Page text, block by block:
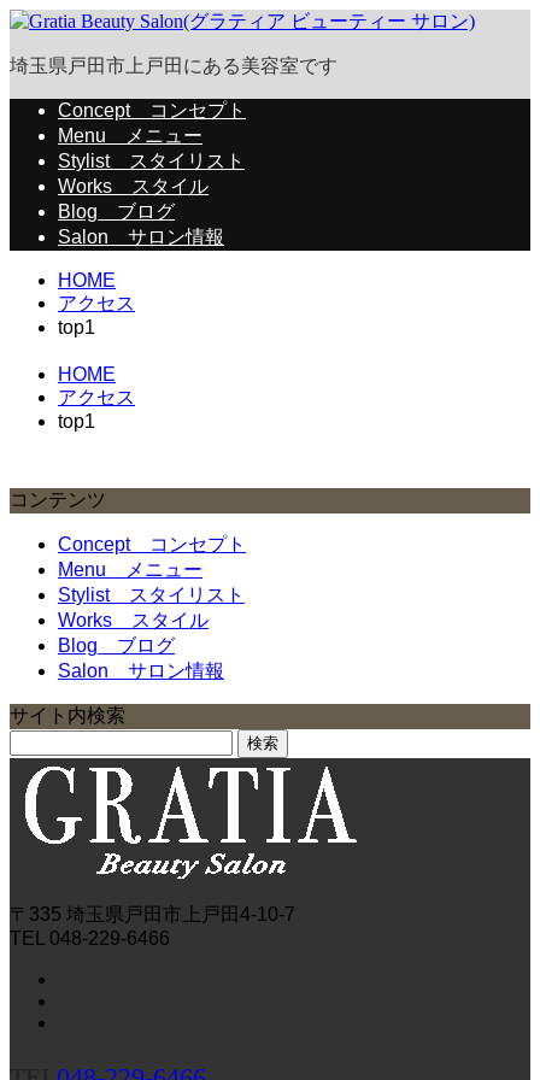
埼玉県戸田市上戸田にある美容室です
Concept
コンセプト
Menu
メニュー
Stylist
スタイリスト
Works
スタイル
Blog ブログ
Salon サロン情報
HOME
アクセス
top1
HOME
アクセス
top1
コンテンツ
Concept
コンセプト
Menu
メニュー
Stylist スタイリスト
Works スタイル
Blog ブログ
Salon サロン情報
サイト内検索
索:
〒335 埼玉県戸田市上戸田4-10-7
TEL 048-229-6466